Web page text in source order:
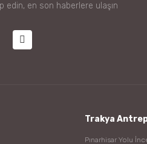
edin, en son haberlere ulaşın
Trakya
Pınarhisar Yolu